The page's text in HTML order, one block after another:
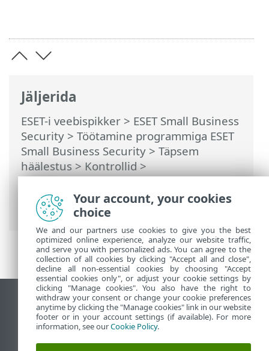
Jäljerida
ESET-i veebispikker > ESET Small Business
Security > Töötamine programmiga ESET
Small Business Security > Täpsem
häälestus>Kontrollid>
Ründevarakontrollid>Käivitusaegne
kontroll> Käivitusfailide automaatne
kontroll
Vaata tavaarvutile mõeldud veebilehte
End of Life
ESET-i teabebaas
Your account, your cookies
choice
We and our partners use cookies to give you the best
optimized online experience, analyze our website traffic,
and serve you with personalized ads. You can agree to the
collection of all cookies by clicking "Accept all and close",
decline all non-essential cookies by choosing "Accept
essential cookies only", or adjust your cookie settings by
clicking "Manage cookies". You also have the right to
withdraw your consent or change your cookie preferences
anytime by clicking the "Manage cookies" link in our website
footer or in your account settings (if available). For more
information, see ourCookie Policy.